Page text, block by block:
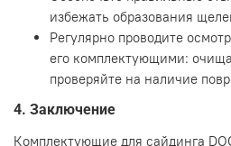
избежать образования
Регулярно проводите
его комплектующими:
проверяйте на наличие
4. Заключение
Комплектующие для сайдинга